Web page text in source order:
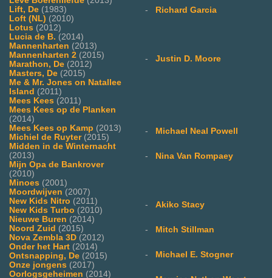
Lift, De (1983)
Loft (NL) (2010)
Lotus (2012)
Lucia de B. (2014)
Mannenharten (2013)
Mannenharten 2 (2015)
Marathon, De (2012)
Masters, De (2015)
Me & Mr. Jones on Natallee
Island (2011)
Mees Kees (2011)
Mees Kees op de Planken
(2014)
Mees Kees op Kamp (2013)
Michiel de Ruyter(2015)
Midden in de Winternacht
(2013)
Mijn Opa de Bankrover
(2010)
Minoes (2001)
Moordwijven (2007)
New Kids Nitro (2011)
New Kids Turbo (2010)
Nieuwe Buren (2014)
Noord Zuid (2015)
Nova Zembla 3D (2012)
Onder het Hart (2014)
Ontsnapping, De (2015)
Onze jongens (2017)
Oorlogsgeheimen (2014)
- Richard Garcia
- Justin D. Moore
- Michael Neal Powell
- Nina Van Rompaey
- Akiko Stacy
- Mitch Stillman
- Michael E. Stogner